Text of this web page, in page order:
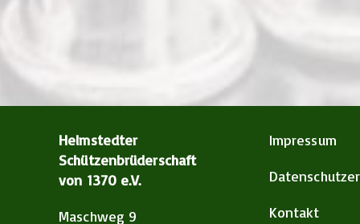
Helmstedter
Schützenbrüderschaft
von 1370 e.V.
Maschweg 9
Impressum
Kontakt